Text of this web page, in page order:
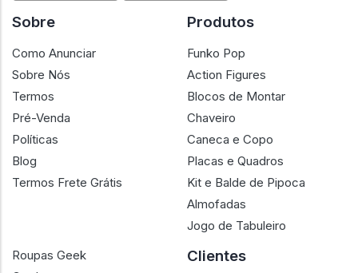
Sobre
Como Anunciar
Sobre Nós
Termos
Pré-Venda
Políticas
Blog
Termos Frete Grátis
Produtos
Funko Pop
Action Figures
Blocos de Montar
Chaveiro
Caneca e Copo
Placas e Quadros
Kit e Balde de Pipoca
Almofadas
Jogo de Tabuleiro
Roupas Geek
Clientes